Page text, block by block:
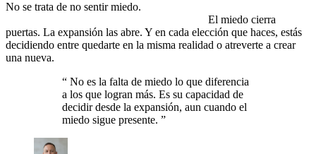
No se trata de no sentir miedo.
El miedo cierra
puertas. La expansión las abre. Y en cada elección que haces, estás
decidiendo entre quedarte en la misma realidad o atreverte a crear
una nueva.
“ No es la falta de miedo lo que diferencia
a los que logran más. Es su capacidad de
decidir desde la expansión, aun cuando el
miedo sigue presente. ”